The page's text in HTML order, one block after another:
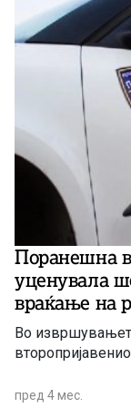
Поранешна
уценувала
враќање на
Во
пред 4 мес.